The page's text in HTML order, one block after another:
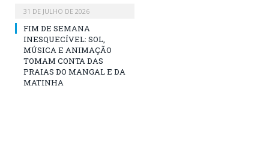
31 DE JULHO DE 2026
FIM DE SEMANA
INESQUECÍVEL: SOL,
MÚSICA E ANIMAÇÃO
TOMAM CONTA DAS
PRAIAS DO MANGAL E DA
MATINHA